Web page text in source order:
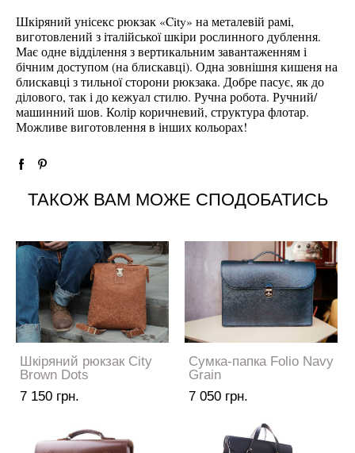
Шкіряний унісекс рюкзак «City» на металевій рамі,
виготовлений з італійської шкіри рослинного дублення.
Має одне відділення з вертикальним завантаженням і
бічним доступом (на блискавці). Одна зовнішня кишеня на
блискавці з тильної сторони рюкзака. Добре пасує, як до
ділового, так і до кежуал стилю. Ручна робота. Ручний/
машинний шов. Колір коричневий, структура флотар.
Можливе виготовлення в інших кольорах!
ТАКОЖ ВАМ МОЖЕ СПОДОБАТИСЬ
Шкіряний рюкзак City
Brown Dots
7 150 грн.
Сумка-папка Folio Navy
Grain
7 050 грн.